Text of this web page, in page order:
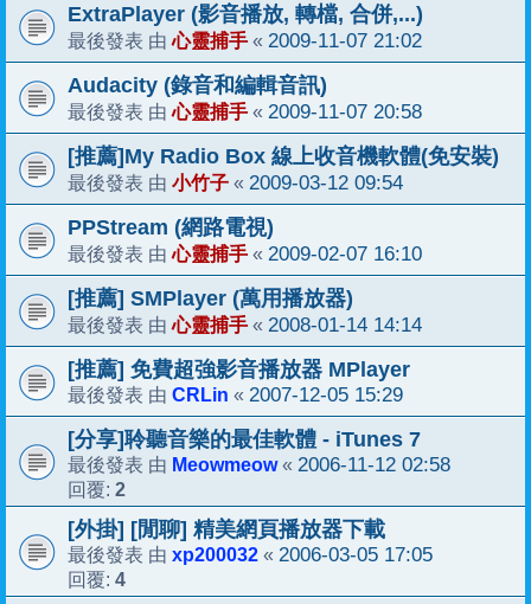
ExtraPlayer (影音播放, 轉檔, 合併,...)
最後發表 由心靈捕手 « 2009-11-07 21:02
Audacity (錄音和編輯音訊)
最後發表 由心靈捕手 « 2009-11-07 20:58
[推薦]My Radio Box 線上收音機軟體(免安裝)
最後發表 由 小竹子 « 2009-03-12 09:54
PPStream (網路電視)
最後發表 由心靈捕手 « 2009-02-07 16:10
[推薦] SMPlayer (萬用播放器)
最後發表 由心靈捕手 « 2008-01-14 14:14
[推薦] 免費超強影音播放器 MPlayer
最後發表 由 CRLin « 2007-12-05 15:29
[分享]聆聽音樂的最佳軟體 - iTunes 7
最後發表 由 Meowmeow« 2006-11-12 02:58
回覆: 2
[外掛] [閒聊] 精美網頁播放器下載
最後發表 由 xp200032 « 2006-03-05 17:05
回覆: 4